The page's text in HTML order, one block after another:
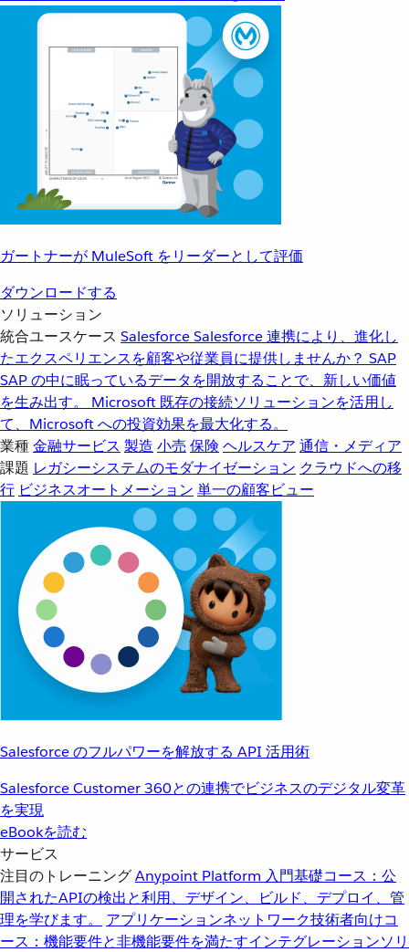
ガートナーが MuleSoft をリーダーとして評価
ダウンロードする
ソリューション
統合ユースケース SalesforceSalesforce 連携により、進化し
たエクスペリエンスを顧客や従業員に提供しませんか？ SAP
SAP の中に眠っているデータを開放することで、新しい価値
を生み出す。
Microsoft 既存の接続ソリューションを活用し
て、Microsoft への投資効果を最大化する。
業種金融サービス 製造 小売 保険 ヘルスケア 通信・メディア
課題 レガシーシステムのモダナイゼーション クラウドへの移
行 ビジネスオートメーション 単一の顧客ビュー
Salesforce のフルパワーを解放する API 活用術
Salesforce Customer 360との連携でビジネスのデジタル変革
を実現
eBookを読む
サービス
注目のトレーニングAnypoint Platform 入門基礎コース：公
開されたAPIの検出と利用、デザイン、ビルド、デプロイ、管
理を学びます。
アプリケーションネットワーク技術者向けコ
ース：機能要件と非機能要件を満たすインテグレーションソリ